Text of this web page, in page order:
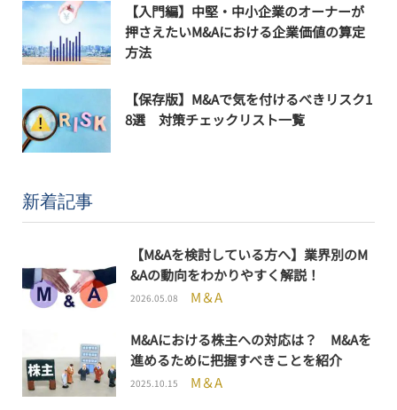
【入門編】中堅・中小企業のオーナーが
押さえたいM&Aにおける企業価値の算定
方法
【保存版】M&Aで気を付けるべきリスク1
8選 対策チェックリスト一覧
新着記事
【M&Aを検討している方へ】業界別のM
&Aの動向をわかりやすく解説！
2026.05.08 M＆A
M&Aにおける株主への対応は？ M&Aを
進めるために把握すべきことを紹介
2025.10.15 M＆A